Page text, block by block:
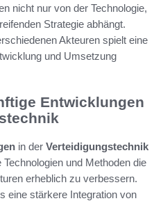
nicht nur von der Technologie,
Strategie abhängt.
Akteuren spielt eine
und Umsetzung
Entwicklungen
in der Verteidigungstechnik
und Methoden die
erheblich zu verbessern.
eine stärkere Integration von